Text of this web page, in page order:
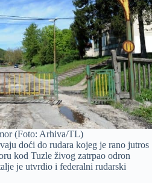
(Foto: Arhiva/TL)
doći do rudara kojeg je rano jutros
kod Tuzle živog zatrpao odron
je utvrdio i federalni rudarski